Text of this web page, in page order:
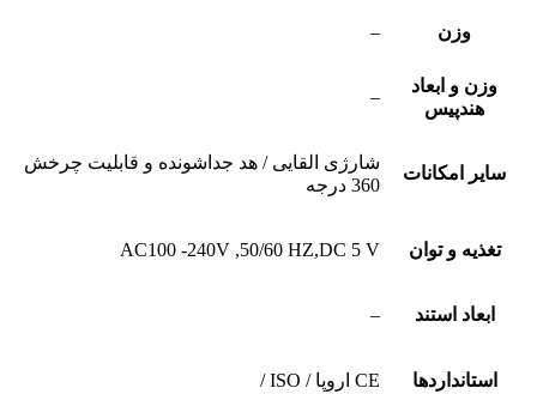
وزن –
وزن و ابعاد
هندپیس
–
سایر امکانات
شارژی القایی / هد جداشونده و قابلیت چرخش
360 درجه
تغذیه و توان AC100 -240V ,50/60 HZ,DC 5 V
ابعاد استند –
استانداردها CE اروپا / ISO /